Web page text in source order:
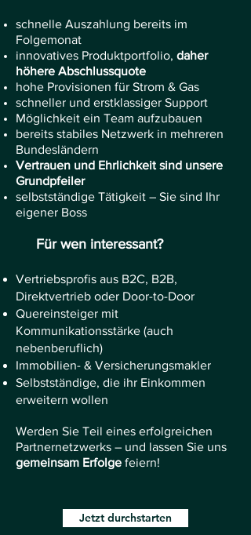
schnelle Auszahlung bereits im
Folgemonat
innovatives Produktportfolio, daher
höhere Abschlussquote
hohe Provisionen für Strom & Gas
schneller und erstklassiger Support
Möglichkeit ein Team aufzubauen
bereits stabiles Netzwerk in mehreren
Bundesländern
Vertrauen und Ehrlichkeit sind unsere
Grundpfeiler
selbstständige Tätigkeit – Sie sind Ihr
eigener Boss
Für wen interessant?
Vertriebsprofis aus B2C, B2B,
Direktvertrieb oder Door-to-Door
Quereinsteiger mit
Kommunikationsstärke (auch
nebenberuflich)
Immobilien- & Versicherungsmakler
Selbstständige, die ihr Einkommen
erweitern wollen
Werden Sie Teil eines erfolgreichen
Partnernetzwerks – und lassen Sie uns
gemeinsam Erfolge feiern!
Jetzt durchstarten